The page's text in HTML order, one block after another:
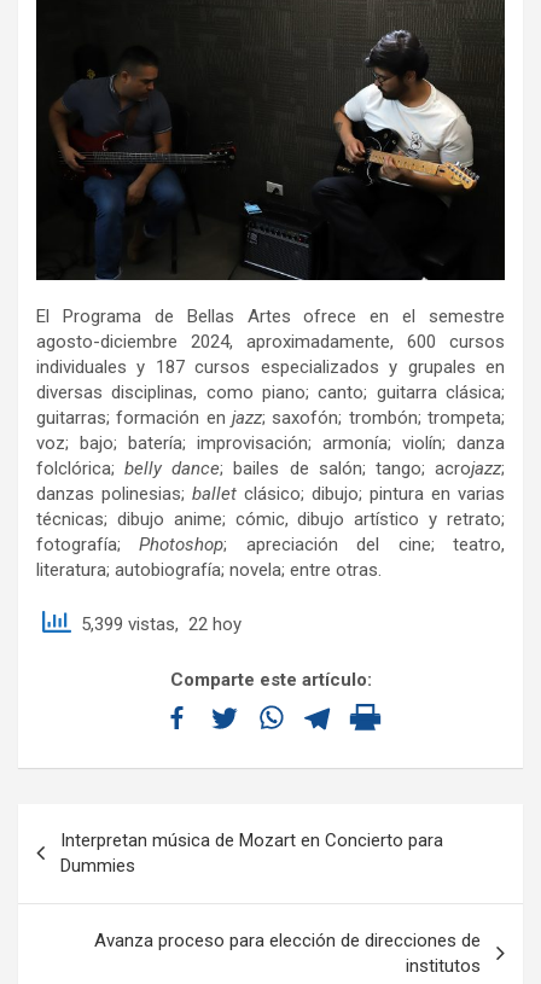
El Programa de Bellas Artes ofrece en el semestre
agosto-diciembre 2024, aproximadamente, 600 cursos
individuales y 187 cursos especializados y grupales en
diversas disciplinas, como piano; canto; guitarra clásica;
guitarras; formación en jazz; saxofón; trombón; trompeta;
voz; bajo; batería; improvisación; armonía; violín; danza
folclórica;belly dance; bailes de salón; tango; acrojazz;
danzas polinesias; ballet clásico; dibujo; pintura en varias
técnicas; dibujo anime; cómic, dibujo artístico y retrato;
fotografía;Photoshop; apreciación del cine; teatro,
literatura; autobiografía; novela; entre otras.
5,399 vistas, 22 hoy
Comparte este artículo:
Interpretan música de Mozart en Concierto para
Dummies
Avanza proceso para elección de direcciones de
institutos